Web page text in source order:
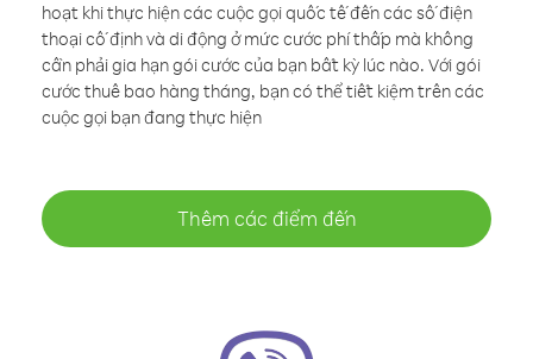
hoạt khi thực hiện các cuộc gọi quốc tế đến các số điện
thoại cố định và di động ở mức cước phí thấp mà không
cần phải gia hạn gói cước của bạn bất kỳ lúc nào. Với gói
cước thuê bao hàng tháng, bạn có thể tiết kiệm trên các
cuộc gọi bạn đang thực hiện
Thêm các điểm đến